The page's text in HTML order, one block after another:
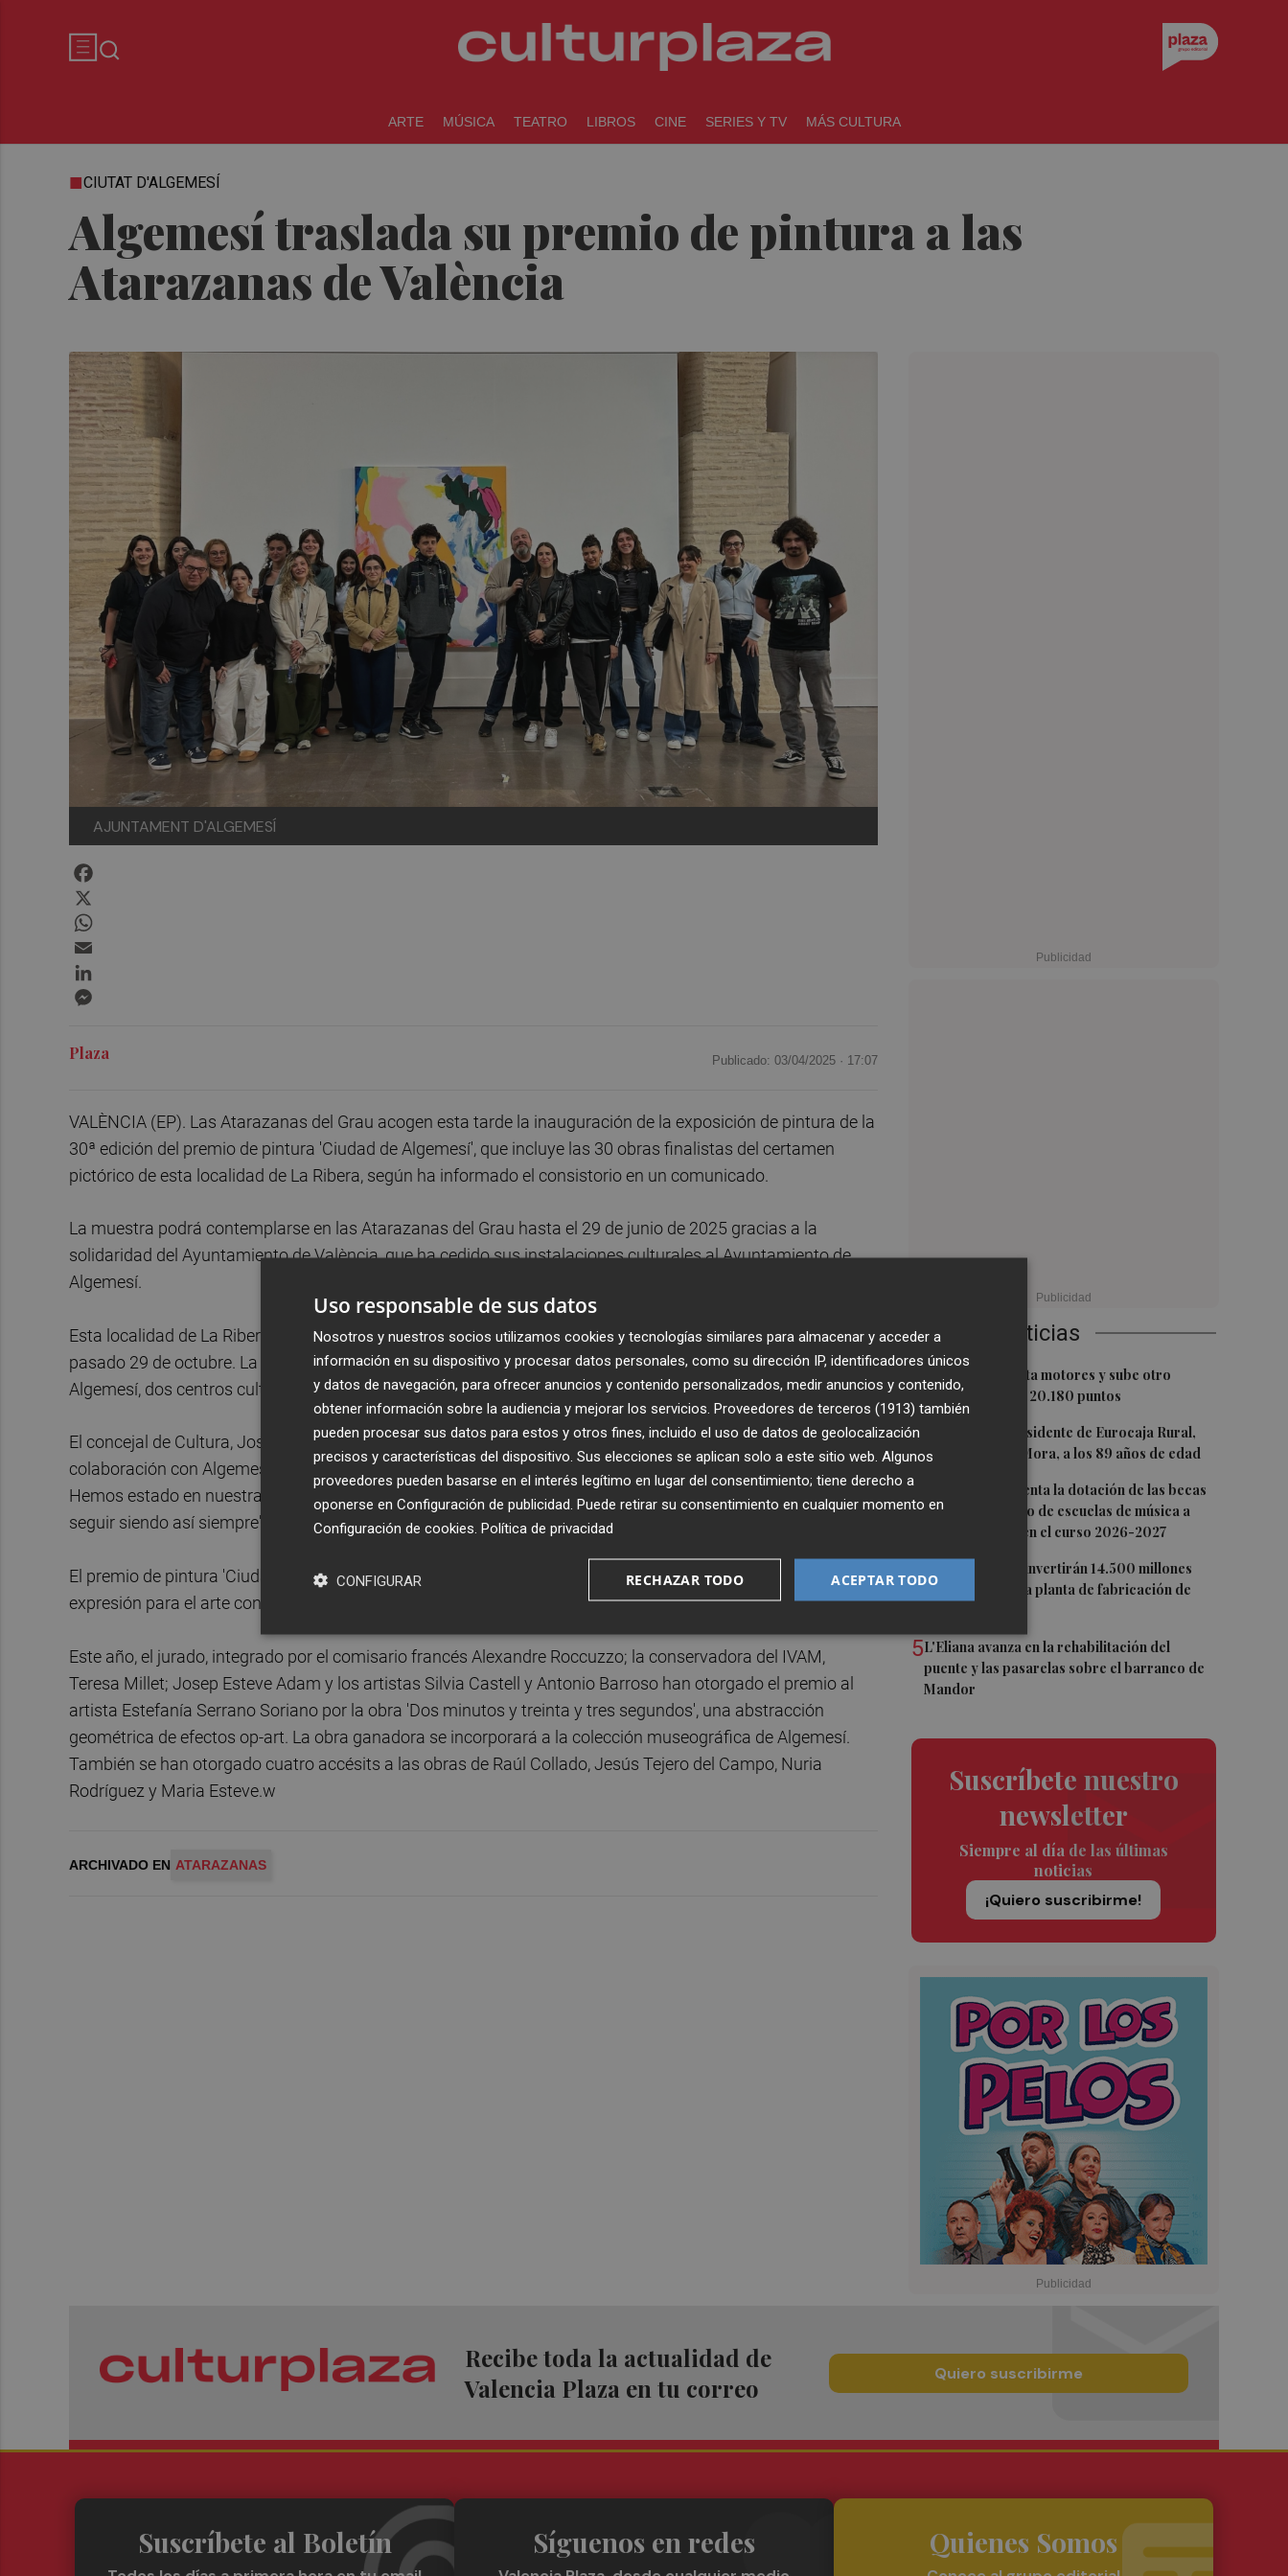
ARTE MÚSICA TEATRO LIBROS CINE SERIES Y TV MÁS CULTURA
Algemesí traslada su premio de pintura a las
Atarazanas de València
CIUTAT D'ALGEMESÍ
AJUNTAMENT D'ALGEMESÍ
Últimas Noticias
1 El Ibex 35 aprieta motores y sube otro
0,62%, hasta los 20.180 puntos
2
Fallece el expresidente de Eurocaja Rural,
Andrés Gómez Mora, a los 89 años de edad
3
CaixaBank aumenta la dotación de las becas
para el alumnado de escuelas de música a
275.000 euros en el curso 2026-2027
4 Tesla y SpaceX invertirán 14.500 millones
para construir la planta de fabricación de
5L'Eliana avanza en la rehabilitación del
puente y las pasarelas sobre el barranco de
Mandor
Suscríbete nuestro
newsletter
Siempre al día de las últimas
noticias
¡Quiero suscribirme!
Plaza Publicado: 03/04/2025 · 17:07
VALÈNCIA (EP). Las Atarazanas del Grau acogen esta tarde la inauguración de la exposición de pintura de la
30ª edición del premio de pintura 'Ciudad de Algemesí', que incluye las 30 obras finalistas del certamen
pictórico de esta localidad de La Ribera, según ha informado el consistorio en un comunicado.
La muestra podrá contemplarse en las Atarazanas del Grau hasta el 29 de junio de 2025 gracias a la
solidaridad del Ayuntamiento de València, que ha cedido sus instalaciones culturales al Ayuntamiento de
Algemesí.
Esta localidad de La Ribera es una de las más afectadas por la dana que afectó a varias comarcas el
pasado 29 de octubre. La riada dañó gravemente el Museu Valencià de la Festa y el Centre d'Art l'ESART de
Algemesí, dos centros culturales que en estos momentos no pueden acoger exposiciones.
El concejal de Cultura, José Luis Moreno, ha explicado que "para Valencia es muy importante esta
colaboración con Algemesí porque nuestra ciudad no va a fallarle a ningún municipio afectado por la dana.
Hemos estado en nuestras pedanías afectadas y en toda el área metropolitana desde el minuto uno y va a
seguir siendo así siempre".
El premio de pintura 'Ciudad de Algemesí' nació en 1980 y va ya por la 30ª edición y es una plataforma de
expresión para el arte contemporáneo.
Este año, el jurado, integrado por el comisario francés Alexandre Roccuzzo; la conservadora del IVAM,
Teresa Millet; Josep Esteve Adam y los artistas Silvia Castell y Antonio Barroso han otorgado el premio al
artista Estefanía Serrano Soriano por la obra 'Dos minutos y treinta y tres segundos', una abstracción
geométrica de efectos op-art. La obra ganadora se incorporará a la colección museográfica de Algemesí.
También se han otorgado cuatro accésits a las obras de Raúl Collado, Jesús Tejero del Campo, Nuria
Rodríguez y Maria Esteve.w
ARCHIVADO EN ATARAZANAS
Recibe toda la actualidad de
Valencia Plaza en tu correo
Quiero suscribirme
Suscríbete al Boletín Síguenos en redes Quienes Somos
Uso responsable de sus datos
Nosotros y nuestros socios utilizamos cookies y tecnologías similares para almacenar y acceder a
información en su dispositivo y procesar datos personales, como su dirección IP, identificadores únicos
y datos de navegación, para ofrecer anuncios y contenido personalizados, medir anuncios y contenido,
obtener información sobre la audiencia y mejorar los servicios. Proveedores de terceros (1913) también
pueden procesar sus datos para estos y otros fines, incluido el uso de datos de geolocalización
precisos y características del dispositivo. Sus elecciones se aplican solo a este sitio web. Algunos
proveedores pueden basarse en el interés legítimo en lugar del consentimiento; tiene derecho a
oponerse en Configuración de publicidad . Puede retirar su consentimiento en cualquier momento en
Configuración de cookies Política de privacidad
ACEPTAR TODO
RECHAZAR TODO
CONFIGURAR